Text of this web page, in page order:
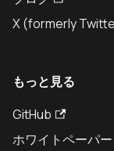
X (formerly
もっと見る
GitHub
ホワイトペーパー